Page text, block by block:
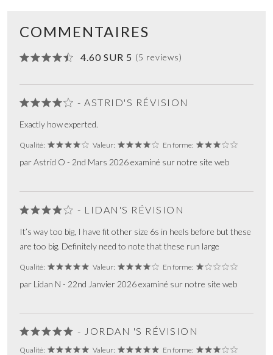
COMMENTAIRES
4.60 SUR 5 (5 reviews)
- ASTRID'S RÉVISION
Exactly how experted.
Qualité: Valeur: En forme:
par Astrid O - 2nd Mars 2026 examiné sur notre site web
- LIDAN'S RÉVISION
It’s way too big, I have fit other size 6s in heels before but these
are too big. Definitely need to note that these run large
Qualité: Valeur: En forme:
par Lidan N - 22nd Janvier 2026 examiné sur notre site web
- JORDAN 'S RÉVISION
Qualité: Valeur: En forme: